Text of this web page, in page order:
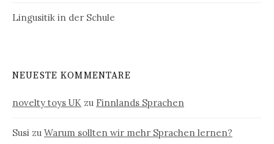
Lingusitik in der Schule
NEUESTE KOMMENTARE
novelty toys UK zu Finnlands Sprachen
Susi zu Warum sollten wir mehr Sprachen lernen?